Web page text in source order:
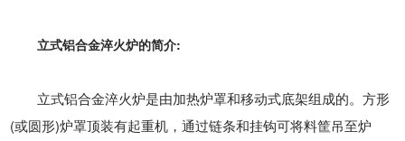
立式铝合金淬火炉的简介:
立式铝合金淬火炉是由加热炉罩和移动式底架组成的。方形
(或圆形)炉罩顶装有起重机，通过链条和挂钩可将料筐吊至炉